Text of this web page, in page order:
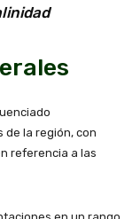
de la región, con
referencia a las